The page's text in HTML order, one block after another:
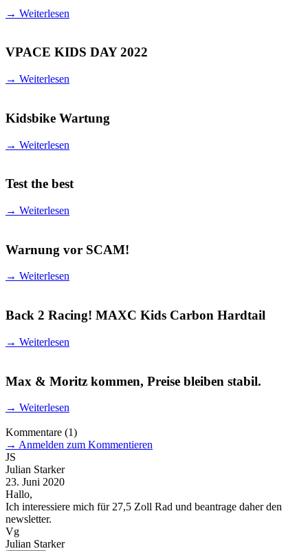
→ Weiterlesen
VPACE KIDS DAY 2022
→ Weiterlesen
Kidsbike Wartung
→ Weiterlesen
Test the best
→ Weiterlesen
Warnung vor SCAM!
→ Weiterlesen
Back 2 Racing! MAXC Kids Carbon Hardtail
→ Weiterlesen
Max & Moritz kommen, Preise bleiben stabil.
→ Weiterlesen
Kommentare (1)
→ Anmelden zum Kommentieren
JS
Julian Starker
23. Juni 2020
Hallo,
Ich interessiere mich für 27,5 Zoll Rad und beantrage daher den
newsletter.
Vg
Julian Starker